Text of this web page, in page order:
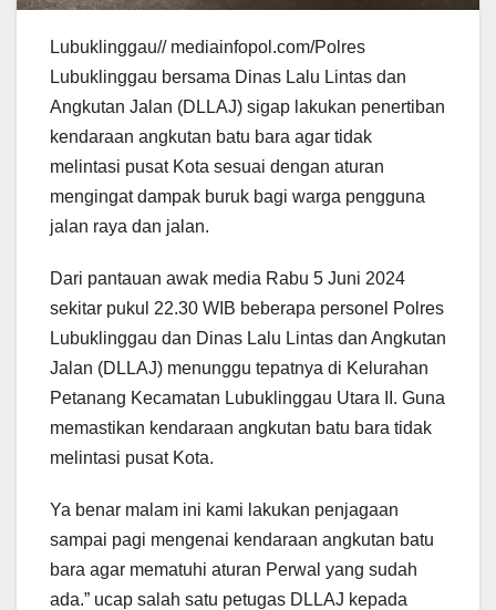
Lubuklinggau// mediainfopol.com/Polres
Lubuklinggau bersama Dinas Lalu Lintas dan
Angkutan Jalan (DLLAJ) sigap lakukan penertiban
kendaraan angkutan batu bara agar tidak
melintasi pusat Kota sesuai dengan aturan
mengingat dampak buruk bagi warga pengguna
jalan raya dan jalan.
Dari pantauan awak media Rabu 5 Juni 2024
sekitar pukul 22.30 WIB beberapa personel Polres
Lubuklinggau dan Dinas Lalu Lintas dan Angkutan
Jalan (DLLAJ) menunggu tepatnya di Kelurahan
Petanang Kecamatan Lubuklinggau Utara II. Guna
memastikan kendaraan angkutan batu bara tidak
melintasi pusat Kota.
Ya benar malam ini kami lakukan penjagaan
sampai pagi mengenai kendaraan angkutan batu
bara agar mematuhi aturan Perwal yang sudah
ada.” ucap salah satu petugas DLLAJ kepada